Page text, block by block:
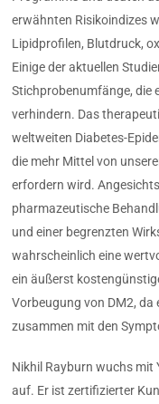
erwähnten Risikoindizes
Lipidprofilen, Blutdruck,
Einige der aktuellen
Stichprobenumfänge, die
verhindern. Das
weltweiten Diabetes-
die mehr Mittel von
erfordern wird.
pharmazeutische
und einer begrenzten
wahrscheinlich eine
ein äußerst
Vorbeugung von DM2, da
zusammen mit den
Nikhil Rayburn wuchs mit
auf. Er ist zertifizierter